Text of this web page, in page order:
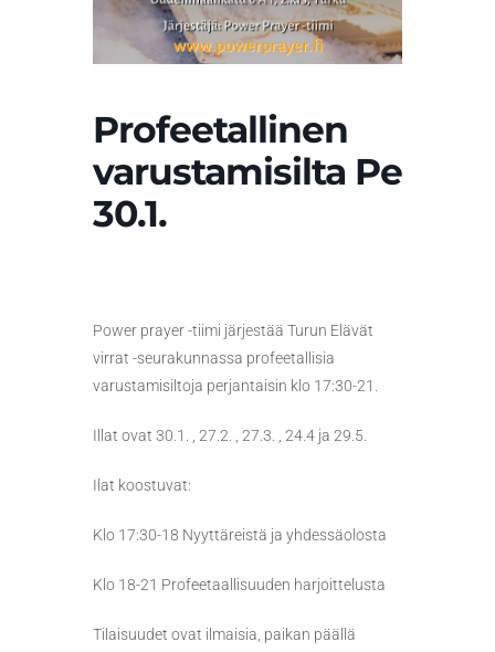
Profeetallinen
varustamisilta Pe
30.1.
Power prayer -tiimi järjestää Turun Elävät
virrat -seurakunnassa profeetallisia
varustamisiltoja perjantaisin klo 17:30-21.
Illat ovat 30.1. , 27.2. , 27.3. , 24.4 ja 29.5.
Ilat koostuvat:
Klo 17:30-18 Nyyttäreistä ja yhdessäolosta
Klo 18-21 Profeetaallisuuden harjoittelusta
Tilaisuudet ovat ilmaisia, paikan päällä